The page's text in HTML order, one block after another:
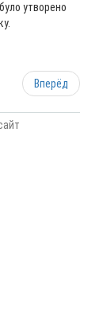
утворено
Вперёд